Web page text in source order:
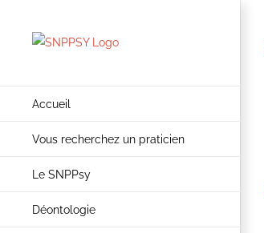
Accueil
Vous recherchez un praticien
Le SNPPsy
Déontologie